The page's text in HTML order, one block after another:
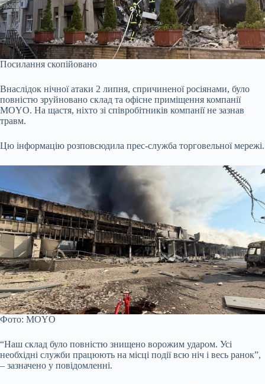
Посилання скопійовано
Внаслідок нічної атаки 2 липня, спричиненої росіянами, було
повністю зруйновано склад та офісне приміщення компанії
MOYO. На щастя, ніхто зі співробітників компанії не зазнав
травм.
Цю інформацію розповсюдила прес-служба торговельної мережі.
Фото: MOYO
“Наш склад було повністю знищено ворожим ударом. Усі
необхідні служби працюють на місці події всю ніч і весь ранок”,
– зазначено у повідомленні.